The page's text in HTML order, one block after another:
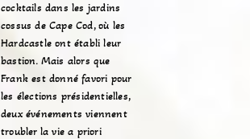
cocktails dans les jardins
cossus de Cape Cod, où les
Hardcastle ont établi leur
bastion. Mais alors que
Frank est donné favori pour
les élections présidentielles,
deux événements viennent
troubler la vie a priori